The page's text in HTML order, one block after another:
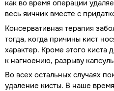
как во время операции
весь яичник вместе с
Консервативная терапия
тогда, когда причины кист
характер. Кроме этого киста
к нагноению, разрыву
Во всех остальных случаях
удаление кисты. В наше